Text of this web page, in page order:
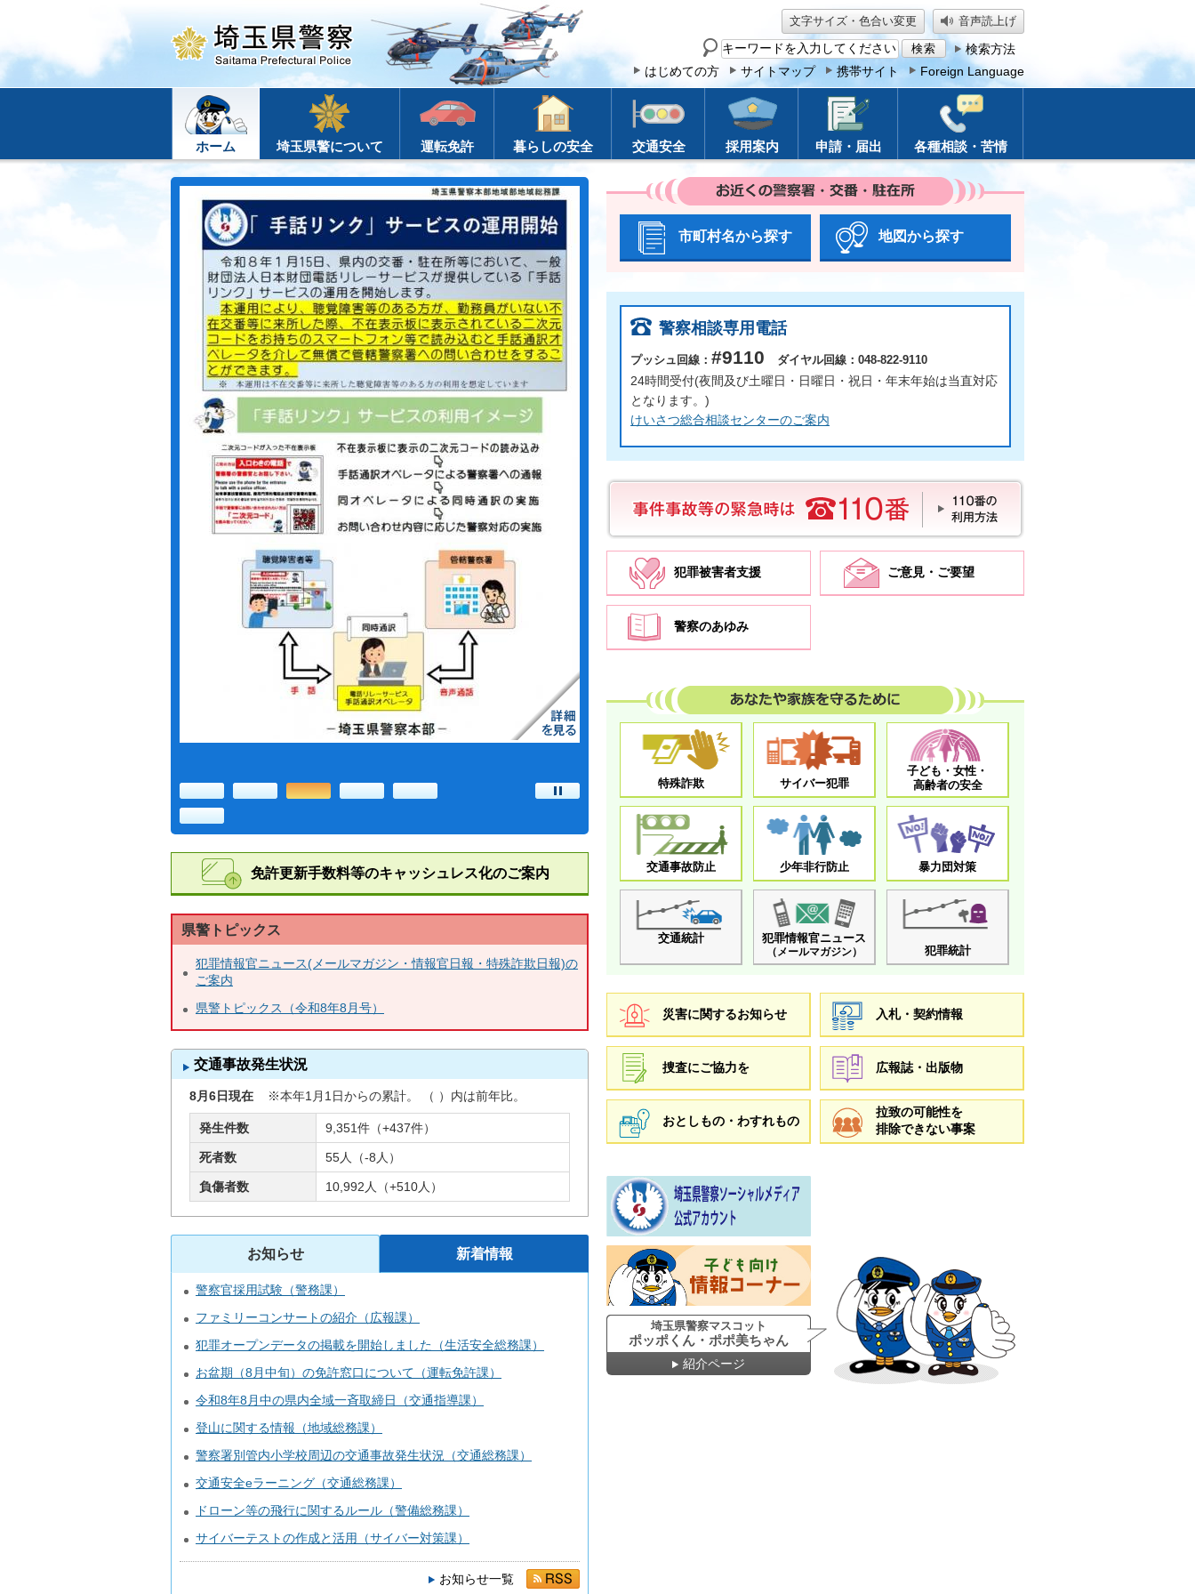
文字サイズ・色合い変更 音声読上げ
サ
イ
ト
検索方法
はじめての方
サイトマップ 携帯サイト Foreign Language
ホーム 埼玉県警について 運転免許 暮らしの安全 交通安全 採用案内 申請・届出 各種相談・苦情
3 停止
免許更新手数料等のキャッシュレス化のご案内
県警トピックス
犯罪情報官ニュース(メールマガジン・情報官日報・特殊詐欺日報)の
ご案内
県警トピックス（令和8年8月号）
交通事故発生状況
8月6日現在 ※本年1月1日からの累計。 （ ）内は前年比。
発生件数 9,351件（+437件）
死者数 55人（-8人）
負傷者数 10,992人（+510人）
お知らせ
警察官採用試験（警務課）
ファミリーコンサートの紹介（広報課）
犯罪オープンデータの掲載を開始しました（生活安全総務課）
お盆期（8月中旬）の免許窓口について（運転免許課）
令和8年8月中の県内全域一斉取締日（交通指導課）
登山に関する情報（地域総務課）
警察署別管内小学校周辺の交通事故発生状況（交通総務課）
交通安全eラーニング（交通総務課）
ドローン等の飛行に関するルール（警備総務課）
サイバーテストの作成と活用（サイバー対策課）
お知らせ一覧
新着情報
お近くの警察署・交番・駐在
所
市町村名から探す 地図から探す
警察相談専用電話
プッシュ回線： #9110 ダイヤル回線：048-822-9110
24時間受付(夜間及び土曜日・日曜日・祝日・年末年始は当直対応
となります。)
けいさつ総合相談センターのご案内
110番
110番の利用方
法
犯罪被害者支援 ご意見・ご要望
警察のあゆみ
あなたや家族を守るために
特殊詐欺 サイバー犯罪
子ども・女性・
高齢者の安全
交通事故防止 少年非行防止 暴力団対策
交通統計 犯罪情報官ニュース
（メールマガジン） 犯罪統計
災害に関するお知らせ 入札・契約情報
捜査にご協力を 広報誌・出版物
おとしもの・わすれもの
拉致の可能性を
排除できない事案
埼玉県警察ソーシャルメディア公式
アカウント
子ども向け 情報コーナー
埼玉県警察マスコット
ポッポくん・ポポ美ちゃん
紹介ページ